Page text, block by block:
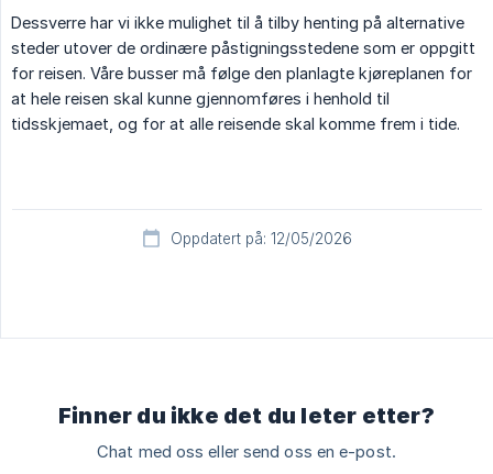
Dessverre har vi ikke mulighet til å tilby henting på alternative
steder utover de ordinære påstigningsstedene som er oppgitt
for reisen. Våre busser må følge den planlagte kjøreplanen for
at hele reisen skal kunne gjennomføres i henhold til
tidsskjemaet, og for at alle reisende skal komme frem i tide.
Oppdatert på: 12/05/2026
Finner du ikke det du leter etter?
Chat med oss eller send oss en e-post.